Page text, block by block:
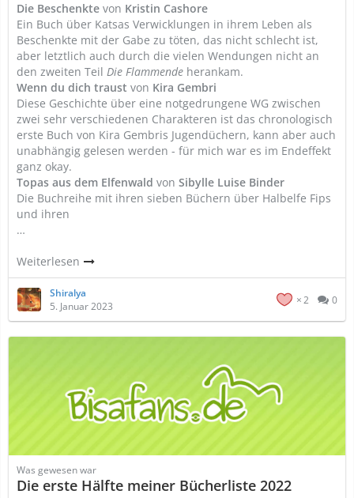
Die Beschenkte von Kristin Cashore
Ein Buch über Katsas Verwicklungen in ihrem Leben als
Beschenkte mit der Gabe zu töten, das nicht schlecht ist,
aber letztlich auch durch die vielen Wendungen nicht an
den zweiten Teil Die Flammende herankam.
Wenn du dich traust von Kira Gembri
Diese Geschichte über eine notgedrungene WG zwischen
zwei sehr verschiedenen Charakteren ist das chronologisch
erste Buch von Kira Gembris Jugendüchern, kann aber auch
unabhängig gelesen werden - für mich war es im Endeffekt
ganz okay.
Topas aus dem Elfenwald von Sibylle Luise Binder
Die Buchreihe mit ihren sieben Büchern über Halbelfe Fips
und ihren
…
Weiterlesen
Shiralya
5. Januar 2023
2 0
Was gewesen war
Die erste Hälfte meiner Bücherliste 2022